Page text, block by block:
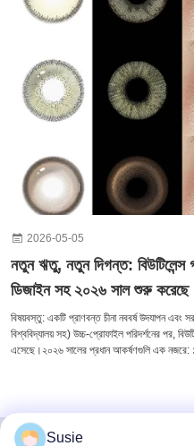
2026-05-05
নতুন ঋতু, নতুন দিগন্ত:
ডিজাইন সহ ২০২৬ সাল শুরু করেছে
বিষয়বস্তু: একটি প্রাণবন্ত চীনা নববর্ষ উদযাপন এবং
বিশ্ববিদ্যালয় সহ) উচ্চ-প্রোফাইল পরিদর্শনের পর,
এসেছে।২০২৬ সালের প্রধান আকর্ষণগুলি এক
Susie